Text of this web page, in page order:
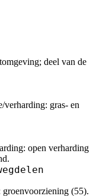
deel van de
verharding: gras- en
open verharding
groenvoorziening (55).